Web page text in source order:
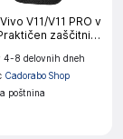
V11/V11 PRO v
zaščitni
Ovitek
za pisalo
4-8 delovnih dneh
Cadorabo Shop
poštnina